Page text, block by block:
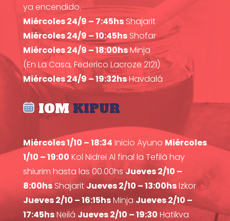
ya encendido.
Miércoles 24/9 – 7:45hsShajarit
Miércoles 24/9 – 10:45hsShofar
Miércoles 24/9 – 18:00hsMinja
(En La Casa, Federico Lacroze 2121)
Miércoles 24/9 – 19:32hsHavdalá
IOM KIPUR
Miércoles 1/10 – 18:34 Inicio Ayuno Miércoles
1/10 – 19:00 Kol Nidrei Al final la Tefilà hay
shiurim hasta las 00.00hsJueves 2/10 –
8:00hsShajarit Jueves 2/10 – 13:00hsIzkor
Jueves 2/10 – 16:15hsMinja Jueves 2/10 –
17:45hsNeilá Jueves 2/10 – 19:30 Hatikva